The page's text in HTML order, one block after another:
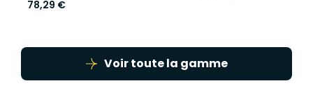
78,29 €
Voir toute la gamme